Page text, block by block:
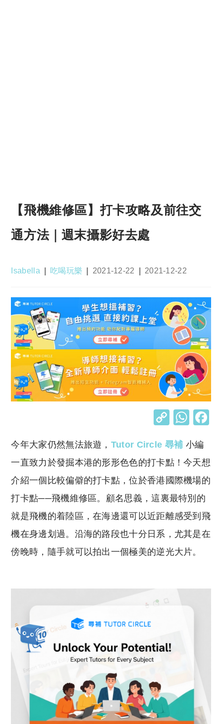
【飛機維修區】打卡攻略及前往交
通方法｜週末攝影好去處
Post
Isabella
Post
吃喝玩樂
Post
2021-12-22
Post
2021-12-22
C
p
y
Li
n
k
W
at
s
A
p
p
今年大家仍然無法旅遊， Tutor Circle 尋補 小編
一直致力於發掘本港的形形色色的打卡點！今天想
介紹一個比較偏僻的打卡點，位於香港國際機場的
打卡點──飛機維修區。顧名思義，這裏最特別的
就是飛機的着陸區，在海邊還可以近距離感受到飛
機在身邊划過。沿海的路段也十分日系，尤其是在
傍晚時，隨手就可以拍出一個極美的逆光大片。